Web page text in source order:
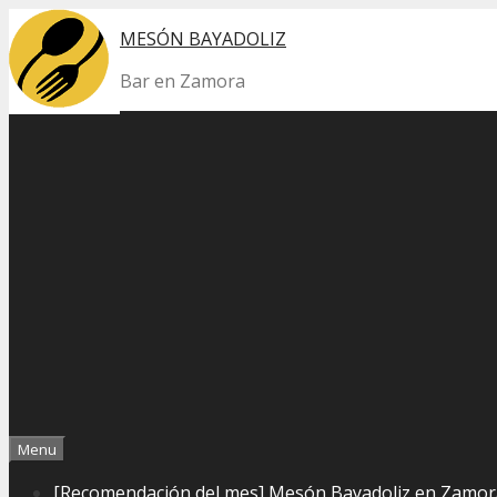
Skip
to
content
MESÓN BAYADOLIZ
Bar en Zamora
Menu